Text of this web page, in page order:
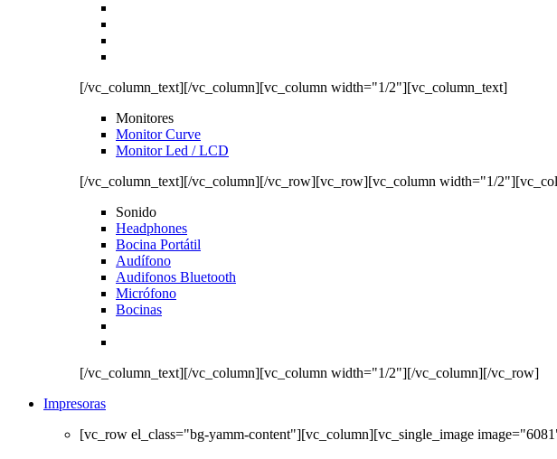
[/vc_column_text][/vc_column][vc_column width="1/2"][vc_column_text]
Monitores
Monitor Curve
Monitor Led / LCD
[/vc_column_text][/vc_column][/vc_row][vc_row][vc_column width="1/
Sonido
Headphones
Bocina Portátil
Audífono
Audifonos Bluetooth
Micrófono
Bocinas
[/vc_column_text][/vc_column][vc_column width="1/2"][/vc_column][/vc_row]
Impresoras
[vc_row el_class="bg-yamm-content"][vc_column][vc_single_image